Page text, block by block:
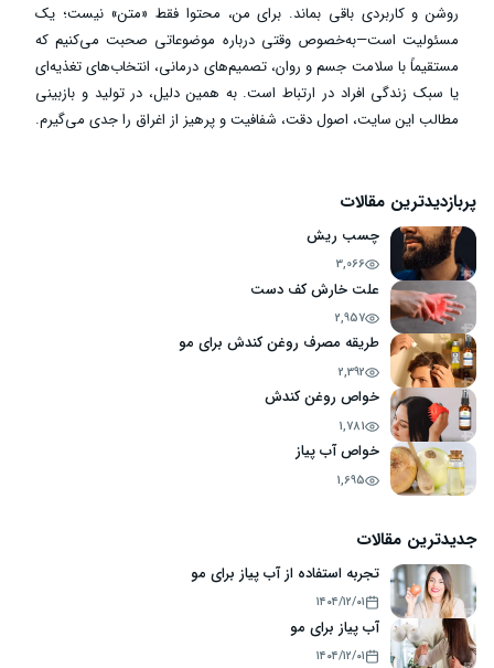
روشن و کاربردی باقی بماند. برای من، محتوا فقط «متن» نیست؛ یک
مسئولیت است—به‌خصوص وقتی درباره موضوعاتی صحبت می‌کنیم که
مستقیماً با سلامت جسم و روان، تصمیم‌های درمانی، انتخاب‌های تغذیه‌ای
یا سبک زندگی افراد در ارتباط است. به همین دلیل، در تولید و بازبینی
مطالب این سایت، اصول دقت، شفافیت و پرهیز از اغراق را جدی می‌گیرم.
پربازدیدترین مقالات
چسب ریش
3,066
علت خارش کف دست
2,957
طریقه مصرف روغن کندش برای مو
2,392
خواص روغن کندش
1,781
خواص آب پیاز
1,695
جدیدترین مقالات
تجربه استفاده از آب پیاز برای مو
۱۴۰۴/۱۲/۰۱
آب پیاز برای مو
۱۴۰۴/۱۲/۰۱